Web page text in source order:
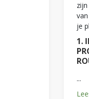
je
1.
...